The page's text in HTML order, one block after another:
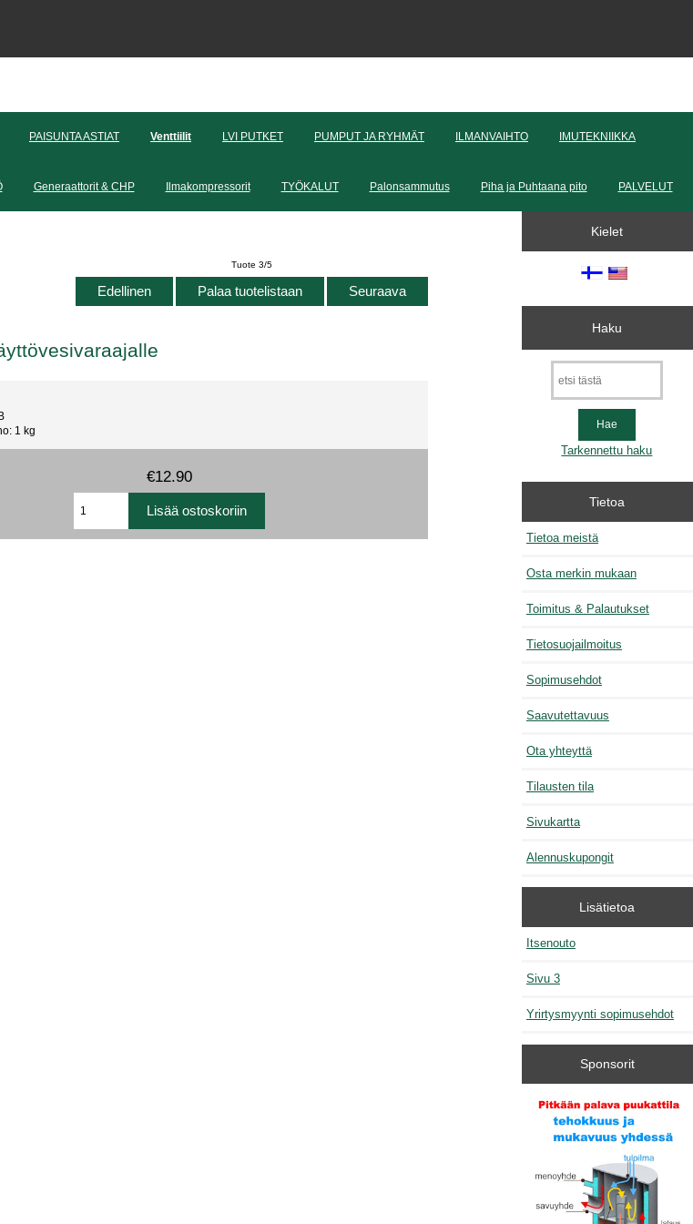
PAISUNTA ASTIAT Venttiilit LVI PUTKET PUMPUT JA RYHMÄT ILMANVAIHTO IMUTEKNIIKKA
Generaattorit & CHP Ilmakompressorit TYÖKALUT Palonsammutus Piha ja Puhtaana pito PALVELUT
Tuote 3/5
Edellinen Palaa tuotelistaan Seuraava
1 kg
€12.90
Kielet
Haku
Tarkennettu haku
Tietoa
Tietoa meistä
Osta merkin mukaan
Toimitus & Palautukset
Tietosuojailmoitus
Sopimusehdot
Saavutettavuus
Ota yhteyttä
Tilausten tila
Sivukartta
Alennuskupongit
Lisätietoa
Itsenouto
Sivu 3
Yrirtysmyynti sopimusehdot
Sponsorit